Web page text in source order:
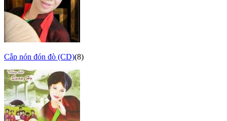
Cắp nón đón đò (CD)(8)